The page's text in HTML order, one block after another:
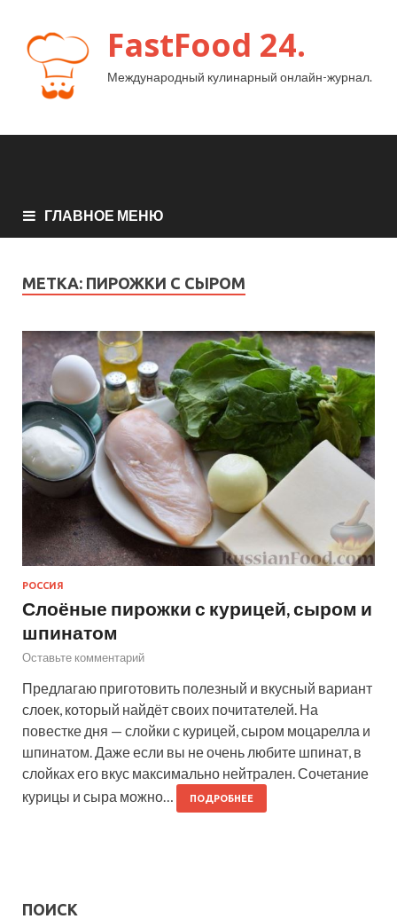
FastFood 24.
Международный кулинарный онлайн-журнал.
ГЛАВНОЕ МЕНЮ
МЕТКА: ПИРОЖКИ С СЫРОМ
РОССИЯ
Слоёные пирожки с курицей, сыром и
шпинатом
Оставьте комментарий
Предлагаю приготовить полезный и вкусный вариант
слоек, который найдёт своих почитателей. На
повестке дня — слойки с курицей, сыром моцарелла и
шпинатом. Даже если вы не очень любите шпинат, в
слойках его вкус максимально нейтрален. Сочетание
курицы и сыра можно…
ПОДРОБНЕЕ
ПОИСК